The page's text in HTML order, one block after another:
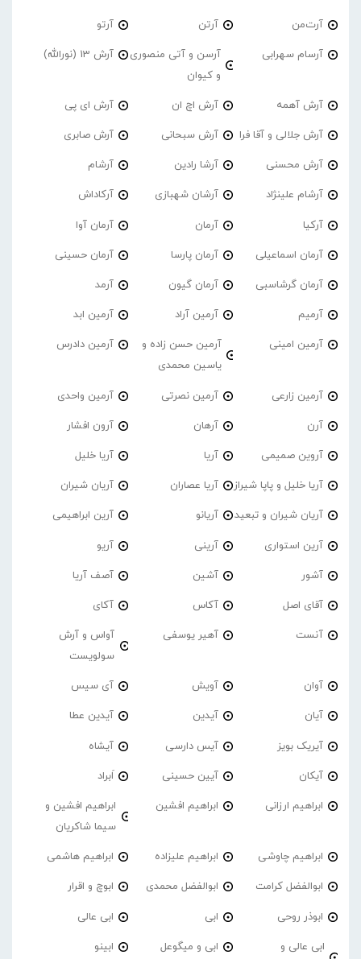
آرت‌من آرتن آرتو
آرسام سهرابی
آرسن و آتی منصوری
و کیوان
آرش 13 (نورالله)
آرش آهمه آرش اچ ان آرش ای پی
آرش جلالی و آقا فرا آرش سبحانی آرش صابری
آرش محسنی آرشا رادین آرشام
آرشام علینژاد آرشان شهبازی آرکاداش
آرکیا آرمان آرمان آوا
آرمان اسماعیلی آرمان پارسا آرمان حسینی
آرمان گرشاسبی آرمان گیون آرمد
آرمیم آرمین آراد آرمین ابد
آرمین امینی
آرمین حسن زاده و
یاسین محمدی
آرمین دادرس
آرمین زارعی آرمین نصرتی آرمین واحدی
آرن آرهان آرون افشار
آروین صمیمی آریا آریا خلیل
آریا خلیل و پاپا شیراز آریا عصاران آریان شیران
آریان شیران و تبعید آریانو آرین ابراهیمی
آرین استواری آرینی آریو
آشور آشین آصف آریا
آقای اصل آکاس آکای
آنست آهیر یوسفی
آواس و آرش
سولویست
آوان آویش آی سیس
آیان آیدین آیدین عطا
آیریک بویز آیس دارسی آیشاه
آیکان آیین حسینی اَبراد
ابراهیم ارزانی ابراهیم افشین
ابراهیم افشین و
سیما شاکریان
ابراهیم چاوشی ابراهیم علیزاده ابراهیم هاشمی
ابوالفضل کرامت ابوالفضل محمدی ابوچ و اقرار
ابوذر روحی ابی ابی عالی
ابی عالی و
ابی و میگوعل ابینو